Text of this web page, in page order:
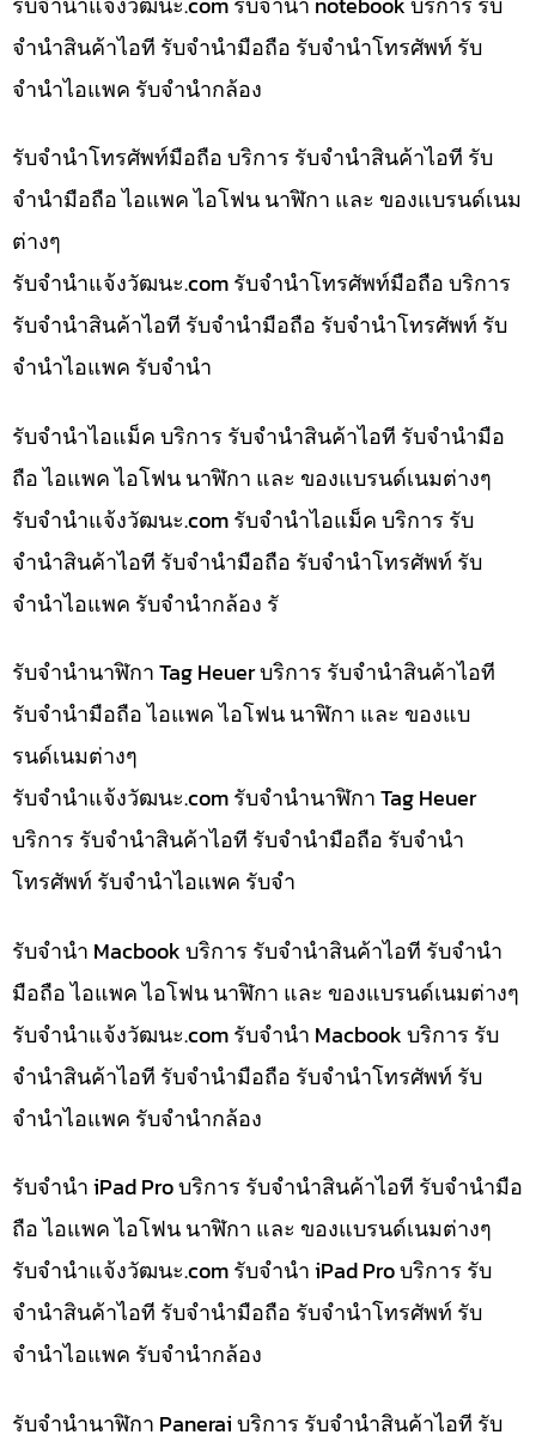
จำนำสินค้าไอที รับจำนำมือถือ รับจำนำโทรศัพท์ รับ
จำนำไอแพค รับจำนำกล้อง
รับจำนำโทรศัพท์มือถือ บริการ รับจำนำสินค้าไอที รับ
จำนำมือถือ ไอแพค ไอโฟน นาฬิกา และ ของแบรนด์เนม
ต่างๆ
รับจํานําแจ้งวัฒนะ.com รับจำนำโทรศัพท์มือถือ บริการ
รับจำนำสินค้าไอที รับจำนำมือถือ รับจำนำโทรศัพท์ รับ
จำนำไอแพค รับจำนำ
รับจำนำไอแม็ค บริการ รับจำนำสินค้าไอที รับจำนำมือ
ถือ ไอแพค ไอโฟน นาฬิกา และ ของแบรนด์เนมต่างๆ
รับจํานําแจ้งวัฒนะ.com รับจำนำไอแม็ค บริการ รับ
จำนำสินค้าไอที รับจำนำมือถือ รับจำนำโทรศัพท์ รับ
จำนำไอแพค รับจำนำกล้อง รั
รับจำนำนาฬิกา Tag Heuer บริการ รับจำนำสินค้าไอที
รับจำนำมือถือ ไอแพค ไอโฟน นาฬิกา และ ของแบ
รนด์เนมต่างๆ
รับจํานําแจ้งวัฒนะ.com รับจำนำนาฬิกา Tag Heuer
บริการ รับจำนำสินค้าไอที รับจำนำมือถือ รับจำนำ
โทรศัพท์ รับจำนำไอแพค รับจำ
รับจำนำ Macbook บริการ รับจำนำสินค้าไอที รับจำนำ
มือถือ ไอแพค ไอโฟน นาฬิกา และ ของแบรนด์เนมต่างๆ
รับจํานําแจ้งวัฒนะ.com รับจำนำ Macbook บริการ รับ
จำนำสินค้าไอที รับจำนำมือถือ รับจำนำโทรศัพท์ รับ
จำนำไอแพค รับจำนำกล้อง
รับจำนำ iPad Pro บริการ รับจำนำสินค้าไอที รับจำนำมือ
ถือ ไอแพค ไอโฟน นาฬิกา และ ของแบรนด์เนมต่างๆ
รับจํานําแจ้งวัฒนะ.com รับจำนำ iPad Pro บริการ รับ
จำนำสินค้าไอที รับจำนำมือถือ รับจำนำโทรศัพท์ รับ
จำนำไอแพค รับจำนำกล้อง
รับจำนำนาฬิกา Panerai บริการ รับจำนำสินค้าไอที รับ